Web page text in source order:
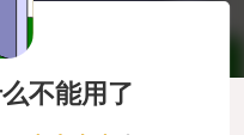
不能用了